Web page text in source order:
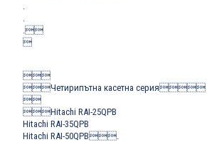



Четирипътна касетна серия

Hitachi RAI-25QPB
Hitachi RAI-35QPB
Hitachi RAI-50QPB